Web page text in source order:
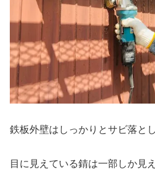
鉄板外壁はしっかりとサビ落と
目に見えている錆は一部しか見